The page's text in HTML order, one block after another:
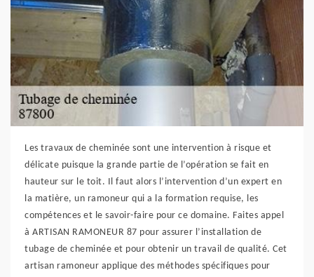
Les travaux de cheminée sont une intervention à risque et
délicate puisque la grande partie de l’opération se fait en
hauteur sur le toit. Il faut alors l’intervention d’un expert en
la matière, un ramoneur qui a la formation requise, les
compétences et le savoir-faire pour ce domaine. Faites appel
à ARTISAN RAMONEUR 87 pour assurer l’installation de
tubage de cheminée et pour obtenir un travail de qualité. Cet
artisan ramoneur applique des méthodes spécifiques pour